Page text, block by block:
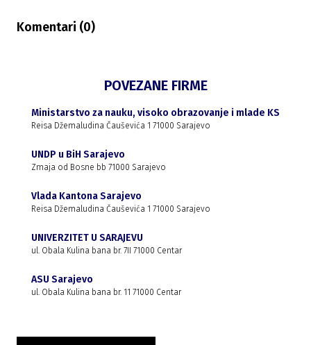
Komentari (0)
POVEZANE FIRME
Ministarstvo za nauku, visoko obrazovanje i mlade KS
Reisa Džemaludina Čauševića 1 71000 Sarajevo
UNDP u BiH Sarajevo
Zmaja od Bosne bb 71000 Sarajevo
Vlada Kantona Sarajevo
Reisa Džemaludina Čauševića 1 71000 Sarajevo
UNIVERZITET U SARAJEVU
ul. Obala Kulina bana br. 7II 71000 Centar
ASU Sarajevo
ul. Obala Kulina bana br. 11 71000 Centar